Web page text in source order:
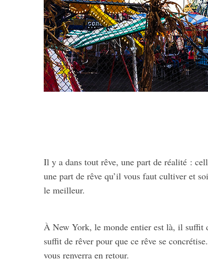
Il y a dans tout rêve, une part de réalité :
une part de rêve qu’il vous faut cultiver et
le meilleur.
À New York, le monde entier est là, il suffit
suffit de rêver pour que ce rêve se
vous renverra en retour.